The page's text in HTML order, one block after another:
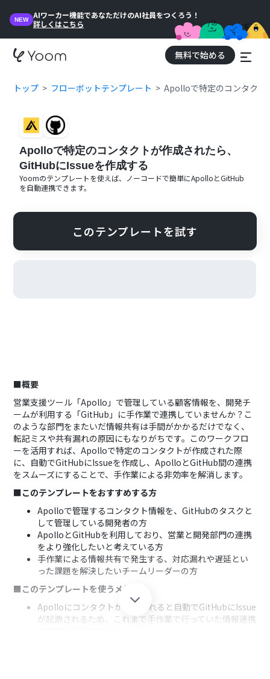
NEW
AIワーカー機能であなただけのAI社員をつくろう！
詳しくはこちら
無料で始める
トップ フローボットテンプレート Apolloで特定のコンタクト
Apolloで特定のコンタクトが作成されたら、
GitHubにIssueを作成する
Yoomのテンプレートを使えば、ノーコードで簡単にApolloとGitHub
を自動連携できます。
このテンプレートを試す
■概要
営業支援ツール「Apollo」で管理している顧客情報を、開発チ
ームが利用する「GitHub」に手作業で連携していませんか？こ
のような部門をまたいだ情報共有は手間がかかるだけでなく、
転記ミスや共有漏れの原因にもなりがちです。このワークフロ
ーを活用すれば、Apolloで特定のコンタクトが作成された際
に、自動でGitHubにIssueを作成し、ApolloとGitHub間の連携
をスムーズにすることで、手作業による非効率を解消します。
■このテンプレートをおすすめする方
Apolloで管理するコンタクト情報を、GitHubのタスクと
して管理している開発者の方
ApolloとGitHubを利用しており、営業と開発部門の連携
をより強化したいと考えている方
手作業による情報共有で発生する、対応漏れや遅延とい
った課題を解決したいチームリーダーの方
■このテンプレートを使うメリット
Apolloにコンタクトが作成されると自動でGitHubにIssue
が起票されるため、これまで手作業で行っていた情報連携